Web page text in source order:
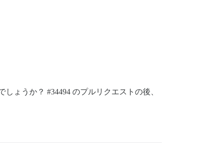
しょうか？ #34494 のプルリクエストの後、